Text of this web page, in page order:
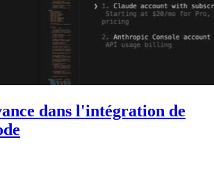
dans l'intégration de